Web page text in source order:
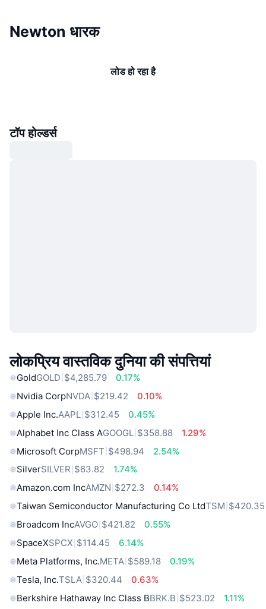
Newton धारक
लोड हो रहा है
टॉप होल्डर्स
लोकप्रिय वास्तविक दुनिया की संपत्तियां
GoldGOLD $4,285.79
0.17%
Nvidia CorpNVDA $219.42
0.10%
Apple Inc.AAPL $312.45
0.45%
Alphabet Inc Class AGOOGL $358.88
1.29%
Microsoft CorpMSFT $498.94
2.54%
SilverSILVER $63.82
1.74%
Amazon.com IncAMZN $272.3
0.14%
Taiwan Semiconductor Manufacturing Co LtdTSM $420.35
Broadcom IncAVGO $421.82
0.55%
SpaceXSPCX $114.45
6.14%
Meta Platforms, Inc.META $589.18
0.19%
Tesla, Inc.TSLA $320.44
0.63%
Berkshire Hathaway Inc Class BBRK.B $523.02
1.11%